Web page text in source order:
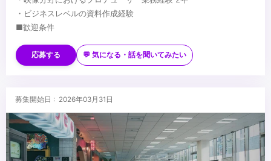
・ビジネスレベルの資料作成経験
■歓迎条件
└未経験者でも新規営業開拓の意欲がある方ならOK
・ゲーム・アニメなどサブカル分野への知識
応募する 💬 気になる・話を聞いてみたい
募集開始日 : 2026年03月31日